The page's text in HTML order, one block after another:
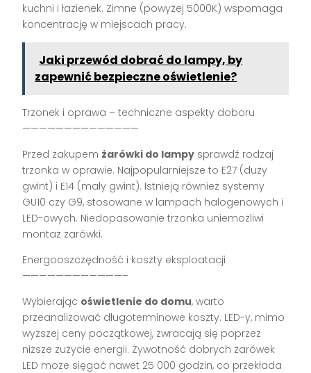
kuchni i łazienek. Zimne (powyżej 5000K) wspomaga
koncentrację w miejscach pracy.
Jaki przewód dobrać do lampy, by
zapewnić bezpieczne oświetlenie?
Trzonek i oprawa – techniczne aspekty doboru
——————————————
Przed zakupem żarówki do lampy sprawdź rodzaj
trzonka w oprawie. Najpopularniejsze to E27 (duży
gwint) i E14 (mały gwint). Istnieją również systemy
GU10 czy G9, stosowane w lampach halogenowych i
LED-owych. Niedopasowanie trzonka uniemożliwi
montaż żarówki.
Energooszczędność i koszty eksploatacji
————————————–
Wybierając oświetlenie do domu, warto
przeanalizować długoterminowe koszty. LED-y, mimo
wyższej ceny początkowej, zwracają się poprzez
niższe zużycie energii. Żywotność dobrych żarówek
LED może sięgać nawet 25 000 godzin, co przekłada